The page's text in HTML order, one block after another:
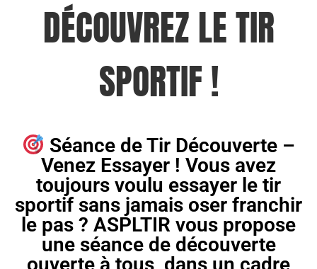
DÉCOUVREZ LE TIR
SPORTIF !
Séance de Tir Découverte –
Venez Essayer ! Vous avez
toujours voulu essayer le tir
sportif sans jamais oser franchir
le pas ? ASPLTIR vous propose
une séance de découverte